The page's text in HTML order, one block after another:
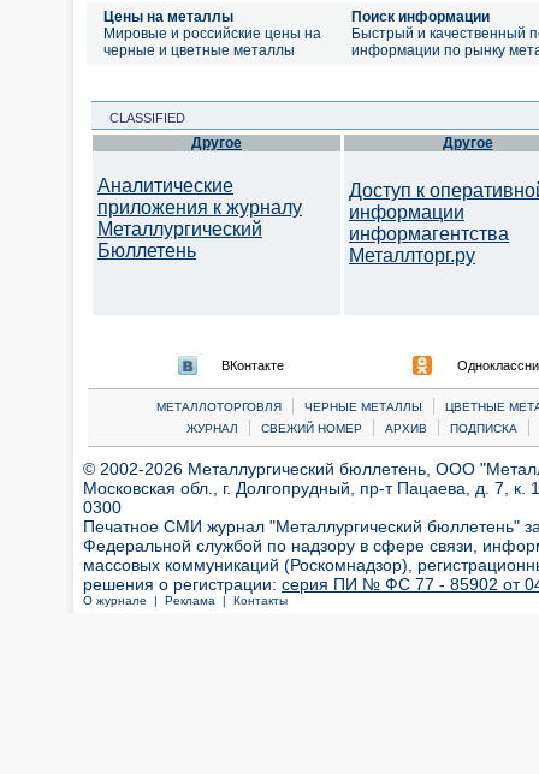
Цены на металлы
Мировые и российские цены на
черные и цветные металлы
Поиск информации
Быстрый и качественный
информации по рынку
CLASSIFIED
Другое
Аналитические
приложения к журналу
Металлургический
Бюллетень
Другое
Доступ к
информации
информагентства
Металлторг.ру
ВКонтакте
МЕТАЛЛОТОРГОВЛЯ | ЧЕРНЫЕ МЕТАЛЛЫ |
ЦВЕТНЫЕ
ЖУРНАЛ
| СВЕЖИЙ НОМЕР | АРХИВ | ПОДПИСКА |
© 2002-2026 Металлургический бюллетень, ООО
Московская обл., г. Долгопрудный, пр-т Пацаева, д. 7,
0300
Печатное СМИ журнал "Металлургический бюллетень"
Федеральной службой по надзору в сфере связи,
массовых коммуникаций (Роскомнадзор),
решения о регистрации: серия ПИ № ФС 77 - 85902 от 04
О журнале | Реклама | Контакты